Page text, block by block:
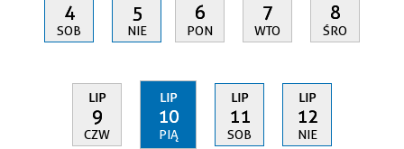
4
SOB
5
NIE
6
PON
7
WTO
8
ŚRO
LIP
9
CZW
LIP
10
PIĄ
LIP
11
SOB
LIP
12
NIE